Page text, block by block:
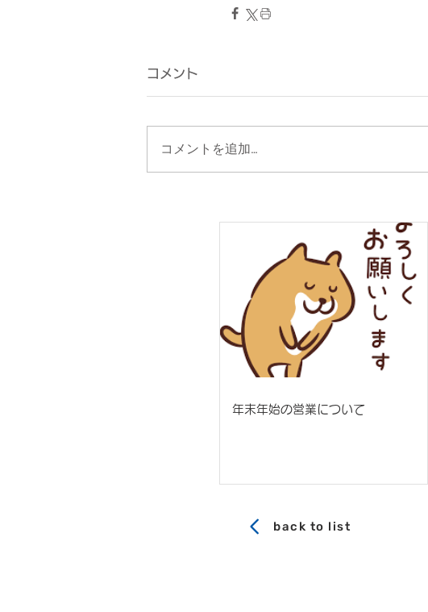
コメント
コメントを追加…
年末年始の営業について
back to list